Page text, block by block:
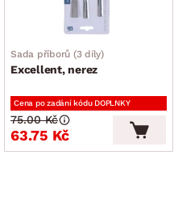
Sada příborů (3 díly)
Excellent, nerez
Cena po zadání kódu DOPLNKY
63.75 Kč
75.00 Kč